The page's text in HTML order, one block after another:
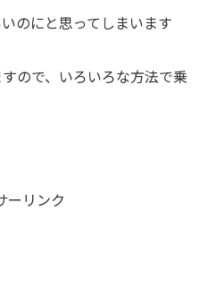
のにと思ってしまいます
ので、いろいろな方法で乗
ーリンク